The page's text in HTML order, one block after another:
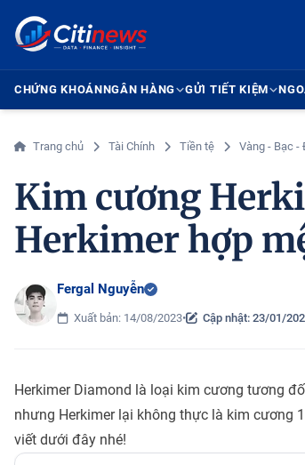
CHỨNG KHOÁNNGÂN HÀNG GỬI TIẾT KIỆM
Trang chủ Tài Chính Tiền tệ Vàng - Bạc -
Kim cương
Herkimer hợp
Fergal Nguyễn
Xuất bản: 14/08/2023• Cập nhật: 23/01/
Herkimer Diamond là loại kim cương tương
nhưng Herkimer lại không thực là kim cương
viết dưới đây nhé!